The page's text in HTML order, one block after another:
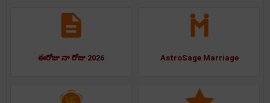
ఈరోజు నా రోజు 2026 AstroSage Marriage